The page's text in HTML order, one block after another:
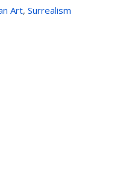
Art, Surrealism